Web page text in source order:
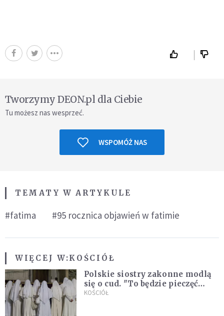
Tworzymy DEON.pl dla Ciebie
Tu możesz nas wesprzeć.
WSPOMÓŻ NAS
TEMATY W ARTYKULE
#fatima #95 rocznica objawień w fatimie
WIĘCEJ W:KOŚCIÓŁ
Polskie siostry zakonne modlą
się o cud. "To będzie pieczęć
Pana Boga dla naszej wiary"
KOŚCIÓŁ